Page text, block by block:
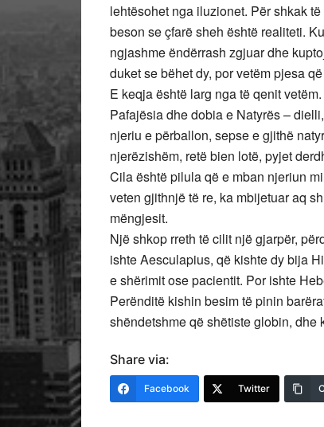
lehtësohet nga iluzionet. Për shkak
beson se çfarë sheh është realiteti.
ngjashme ëndërrash zgjuar dhe
duket se bëhet dy, por vetëm pjesa
E keqja është larg nga të qenit vetëm.
Pafajësia dhe dobia e Natyrës –
njeriu e përballon, sepse e gjithë
njerëzishëm, retë bien lotë, pyjet
Cila është pilula që e mban njeriun
veten gjithnjë të re, ka mbijetuar aq
mëngjesit.
Një shkop rreth të cilit një gjarpër,
ishte Aesculapius, që kishte dy bija
e shërimit ose pacientit. Por ishte
Perënditë kishin besim të pinin
shëndetshme që shëtiste globin, dhe
Share via:
Facebook Twitter